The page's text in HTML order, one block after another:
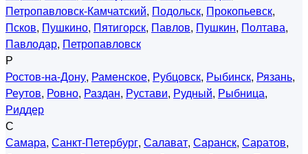
Петропавловск-Камчатский, Подольск, Прокопьевск,
Псков, Пушкино, Пятигорск, Павлов, Пушкин, Полтава,
Павлодар, Петропавловск
Р
Ростов-на-Дону, Раменское, Рубцовск, Рыбинск, Рязань,
Реутов, Ровно, Раздан, Рустави, Рудный, Рыбница,
Риддер
С
Самара, Санкт-Петербург, Салават, Саранск, Саратов,